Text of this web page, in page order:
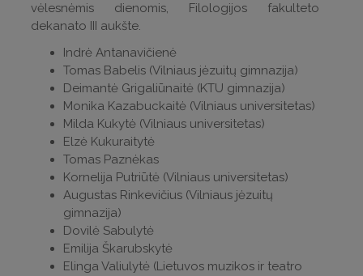
vėlesnėmis dienomis, Filologijos fakulteto
dekanato III aukšte.
Indrė Antanavičienė
Tomas Babelis (Vilniaus jėzuitų gimnazija)
Deimantė Grigaliūnaitė (KTU gimnazija)
Monika Kazabuckaitė (Vilniaus universitetas)
Milda Kukytė (Vilniaus universitetas)
Elzė Kukuraitytė
Tomas Paznėkas
Kornelija Putriūtė (Vilniaus universitetas)
Augustas Rinkevičius (Vilniaus jėzuitų
gimnazija)
Dovilė Sabulytė
Emilija Škarubskytė
Elinga Valiulytė (Lietuvos muzikos ir teatro